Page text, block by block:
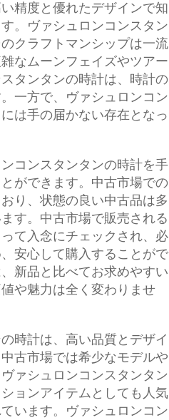
精度と優れたデザインで知
。ヴァシュロンコンスタン
クラフトマンシップは一流
なムーンフェイズやツアー
タンタンの時計は、時計の
一方で、ヴァシュロンコン
は手の届かない存在となっ
コンスタンタンの時計を手
ができます。中古市場での
り、状態の良い中古品は多
す。中古市場で販売される
て入念にチェックされ、必
安心して購入することがで
新品と比べてお求めやすい
や魅力は全く変わりませ
時計は、高い品質とデザイ
古市場では希少なモデルや
ァシュロンコンスタンタン
ョンアイテムとしても人気
います。ヴァシュロンコン